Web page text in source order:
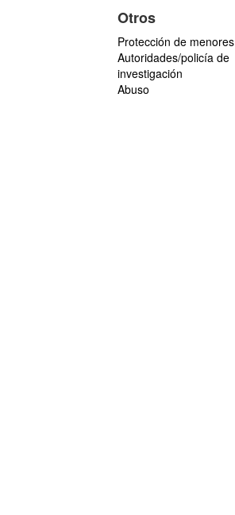
Otros
Protección de menores
Autoridades/policía de
investigación
Abuso